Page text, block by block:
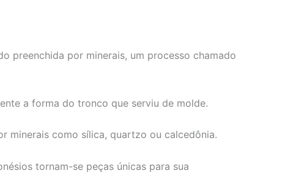
preenchida por minerais, um processo chamado
a forma do tronco que serviu de molde.
minerais como sílica, quartzo ou calcedônia.
tornam-se peças únicas para sua